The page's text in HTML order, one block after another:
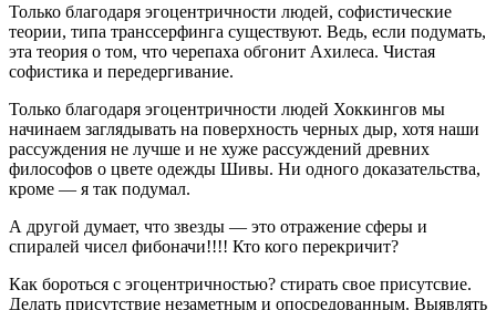
Только благодаря эгоцентричности людей, софистические
теории, типа транссерфинга существуют. Ведь, если подумать,
эта теория о том, что черепаха обгонит Ахилеса. Чистая
софистика и передергивание.
Только благодаря эгоцентричности людей Хоккингов мы
начинаем заглядывать на поверхность черных дыр, хотя наши
рассуждения не лучше и не хуже рассуждений древних
философов о цвете одежды Шивы. Ни одного доказательства,
кроме — я так подумал.
А другой думает, что звезды — это отражение сферы и
спиралей чисел фибоначи!!!! Кто кого перекричит?
Как бороться с эгоцентричностью? стирать свое присутсвие.
Делать присутствие незаметным и опосредованным. Выявлять